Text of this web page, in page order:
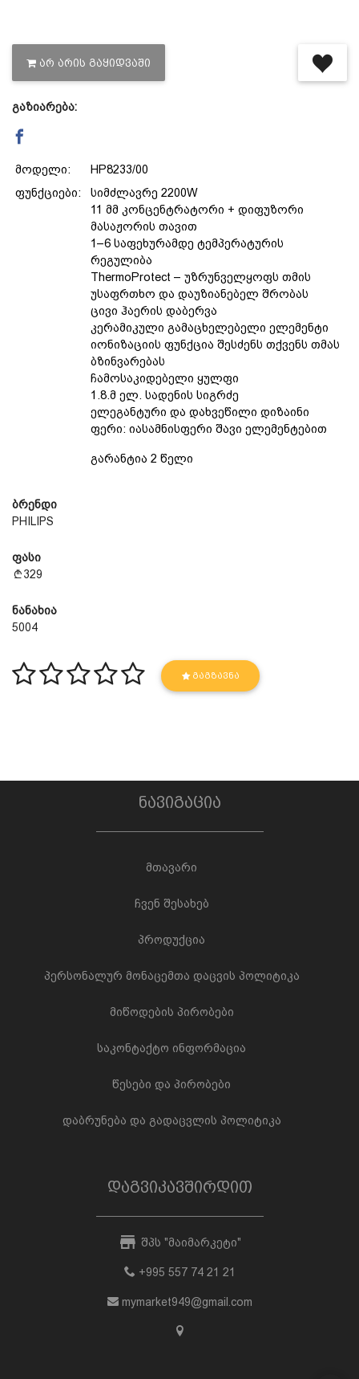
ᲐᲠ ᲐᲠᲘᲡ ᲒᲐᲧᲘᲓᲕᲐᲨᲘ
გაზიარება:
მოდელი:
HP8233/00
ფუნქციები:
სიმძლავრე 2200W
11 მმ კონცენტრატორი + დიფუზორი
მასაჟორის თავით
1–6 საფეხურამდე ტემპერატურის
რეგულიბა
ThermoProtect – უზრუნველყოფს თმის
უსაფრთხო და დაუზიანებელ შრობას
ცივი ჰაერის დაბერვა
კერამიკული გამაცხელებელი ელემენტი
იონიზაციის ფუნქცია შესძენს თქვენს თმას
ბზინვარებას
ჩამოსაკიდებელი ყულფი
1.8.მ ელ. სადენის სიგრძე
ელეგანტური და დახვეწილი დიზაინი
ფერი: იასამნისფერი შავი ელემენტებით
გარანტია 2 წელი
ბრენდი
PHILIPS
ფასი
329
ნანახია
5004
ᲒᲐᲒᲖᲐᲕᲜᲐ
ნავიგაცია
მთავარი
ჩვენ შესახებ
პროდუქცია
პერსონალურ მონაცემთა დაცვის პოლიტიკა
მიწოდების პირობები
საკონტაქტო ინფორმაცია
წესები და პირობები
დაბრუნება და გადაცვლის პოლიტიკა
დაგვიკავშირდით
შპს "მაიმარკეტი"
+995 557 74 21 21
mymarket949@gmail.com